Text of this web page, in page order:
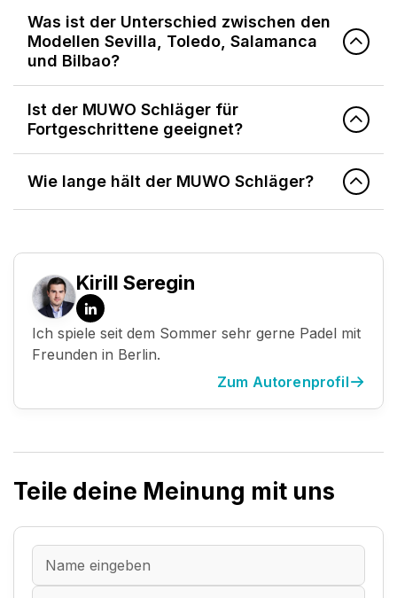
Was ist der Unterschied zwischen den
Modellen Sevilla, Toledo, Salamanca
und Bilbao?
Ist der MUWO Schläger für
Fortgeschrittene geeignet?
Wie lange hält der MUWO Schläger?
Kirill Seregin
LinkedIn
Ich spiele seit dem Sommer sehr gerne Padel mit
Freunden in Berlin.
Zum Autorenprofil
Teile deine Meinung mit uns